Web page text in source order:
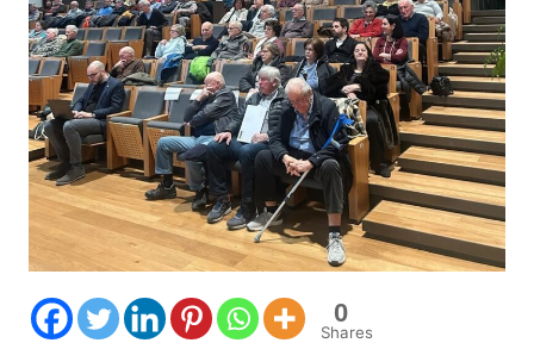
0
Shares